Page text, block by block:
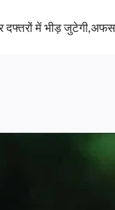
दफ्तरों में भीड़